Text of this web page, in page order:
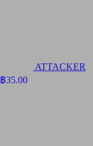
ATTACKER
฿35.00